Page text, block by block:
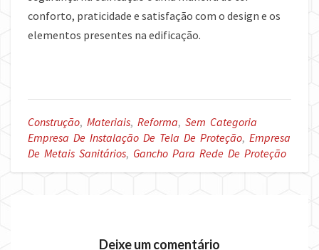
conforto, praticidade e satisfação com o design e os
elementos presentes na edificação.
Construção, Materiais, Reforma, Sem Categoria
Empresa De Instalação De Tela De Proteção, Empresa
De Metais Sanitários, Gancho Para Rede De Proteção
Deixe um comentário